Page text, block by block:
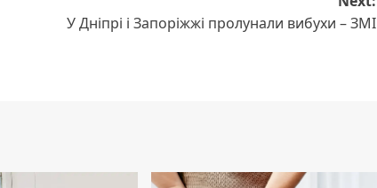
У Дніпрі і Запоріжжі пролунали вибухи – ЗМІ